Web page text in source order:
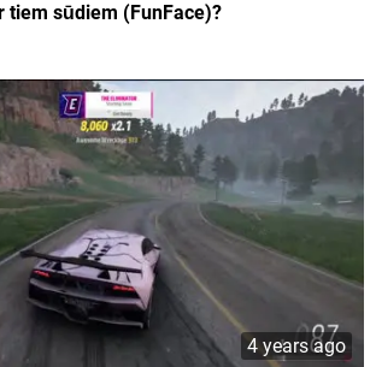
tiem sūdiem (FunFace)?
4 years ago